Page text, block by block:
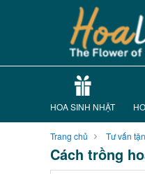
HOA SINH NHẬT
Trang chủ Tư vấn
Cách trồng